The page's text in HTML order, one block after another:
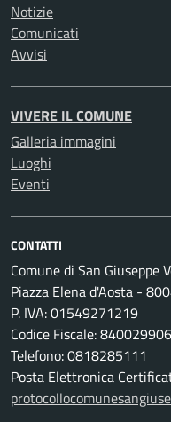
Notizie
Comunicati
Avvisi
VIVERE IL COMUNE
Galleria immagini
Luoghi
Eventi
CONTATTI
Comune di San Giuseppe
Piazza Elena d'Aosta -
P. IVA: 01549271219
Codice Fiscale:
Telefono: 0818285111
Posta Elettronica